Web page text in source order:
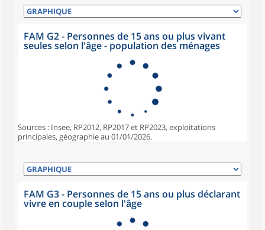
FAM G2 - Personnes de 15 ans ou plus vivant
seules selon l'âge - population des ménages
Sources : Insee, RP2012, RP2017 et RP2023, exploitations
principales, géographie au 01/01/2026.
FAM G3 - Personnes de 15 ans ou plus déclarant
vivre en couple selon l'âge